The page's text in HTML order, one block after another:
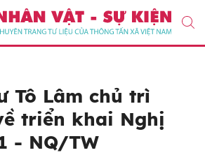
Tô Lâm chủ trì
triển khai Nghị
- NQ/TW